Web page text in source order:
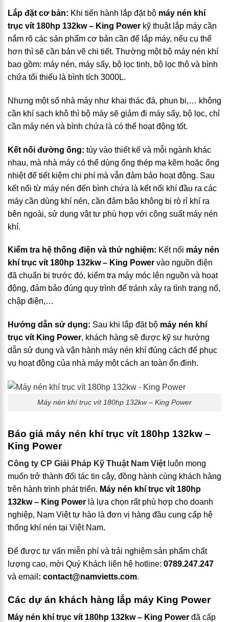
Lắp đặt cơ bản: Khi tiến hành lắp đặt bộ máy nén khí
trục vít 180hp 132kw – King Power kỹ thuật lắp máy cần
nắm rõ các sản phẩm cơ bản cần để lắp máy, nếu cụ thể
hơn thì sẽ cần bản vẽ chi tiết. Thường một bộ máy nén khí
bao gồm: máy nén, máy sấy, bộ lọc tinh, bộ lọc thô và bình
chứa tối thiểu là bình tích 3000L.
Nhưng một số nhà máy như khai thác đá, phun bi,… không
cần khí sạch khô thì bộ máy sẽ giảm đi máy sấy, bộ lọc, chỉ
cần máy nén và bình chứa là có thể hoạt động tốt.
Kết nối đường ống: tùy vào thiết kế và mỗi ngành khác
nhau, mà nhà máy có thể dùng ống thép mạ kẽm hoặc ống
nhiệt để tiết kiệm chi phí mà vẫn đảm bảo hoạt động. Sau
kết nối từ máy nén đến bình chứa là kết nối khí đầu ra các
máy cần dùng khí nén, cần đảm bảo không bị rò rỉ khí ra
bên ngoài, sử dụng vật tư phù hợp với công suất máy nén
khí.
Kiểm tra hệ thống điện và thử nghiệm: Kết nối máy nén
khí trục vít 180hp 132kw – King Power vào nguồn điện
đã chuẩn bị trước đó, kiểm tra máy móc lên nguồn và hoạt
động, đảm bảo đúng quy trình để tránh xảy ra tình trạng nổ,
chập điện,…
Hướng dẫn sử dụng: Sau khi lắp đặt bộ máy nén khí
trục vít King Power, khách hàng sẽ được kỹ sư hướng
dẫn sử dụng và vận hành máy nén khí đúng cách để phục
vụ hoạt động của nhà máy một cách an toàn ổn đinh.
Máy nén khí trục vít 180hp 132kw – King Power
Báo giá máy nén khí trục vít 180hp 132kw –
King Power
Công ty CP Giải Pháp Kỹ Thuật Nam Việt luôn mong
muốn trở thành đối tác tin cậy, đồng hành cùng khách hàng
trên hành trình phát triển. Máy nén khí trục vít 180hp
132kw – King Power là lựa chọn rất phù hợp cho doanh
nghiệp, Nam Việt tự hào là đơn vị hàng đầu cung cấp hệ
thống khí nén tại Việt Nam.
Để được tư vấn miễn phí và trải nghiệm sản phẩm chất
lượng cao, mời Quý Khách liên hệ hotline: 0789.247.247
và email : contact@namvietts.com.
Các dự án khách hàng lắp máy King Power
Máy nén khí trục vít 180hp 132kw – King Power đã cấp